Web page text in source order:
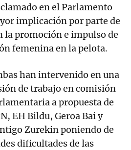
en el Parlamento
implicación por parte de
la promoción e impulso de
femenina en la pelota.
han intervenido en una
de trabajo en comisión
a propuesta de
EH Bildu, Geroa Bai y
Zurekin poniendo de
dificultades de las